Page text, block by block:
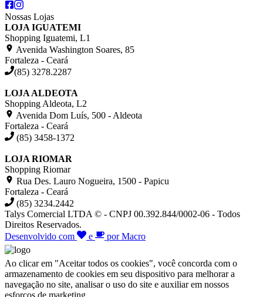
Nossas Lojas
LOJA IGUATEMI
Shopping Iguatemi, L1
Avenida Washington Soares, 85
Fortaleza - Ceará
(85) 3278.2287
LOJA ALDEOTA
Shopping Aldeota, L2
Avenida Dom Luís, 500 - Aldeota
Fortaleza - Ceará
(85) 3458-1372
LOJA RIOMAR
Shopping Riomar
Rua Des. Lauro Nogueira, 1500 - Papicu
Fortaleza - Ceará
(85) 3234.2442
Talys Comercial LTDA © - CNPJ 00.392.844/0002-06 - Todos
Direitos Reservados.
Desenvolvido com
e por Macro
Ao clicar em "Aceitar todos os cookies", você concorda com o
armazenamento de cookies em seu dispositivo para melhorar a
navegação no site, analisar o uso do site e auxiliar em nossos
esforços de marketing.